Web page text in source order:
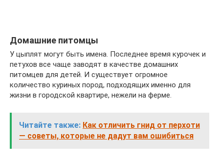
Домашние питомцы
У цыплят могут быть имена. Последнее время курочек и
петухов все чаще заводят в качестве домашних
питомцев для детей. И существует огромное
количество куриных пород, подходящих именно для
жизни в городской квартире, нежели на ферме.
Читайте также: Как отличить гнид от перхоти
— советы, которые не дадут вам ошибиться